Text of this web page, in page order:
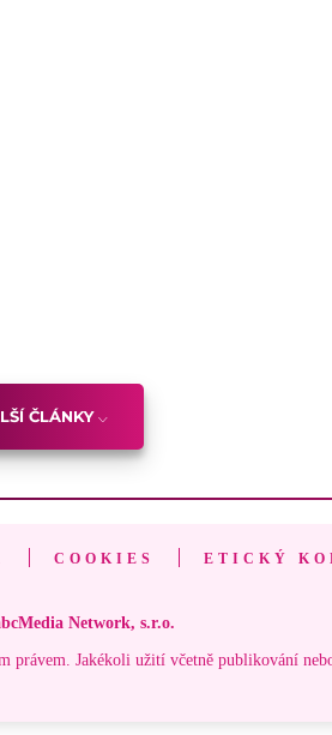
ČLÁNKY
COOKIES ETICKÝ
Network, s.r.o.
právem. Jakékoli užití včetně publikování